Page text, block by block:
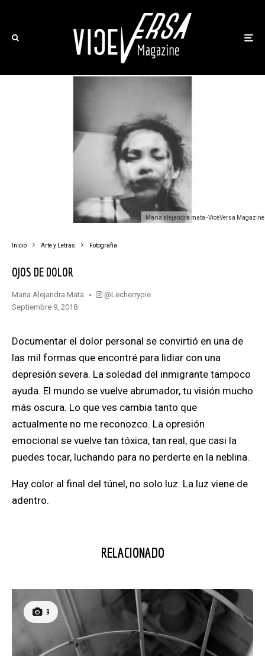
maria alejandra mata -ViceVersa Magazine
Inicio Arte y Letras Fotografía
OJOS DE DOLOR
Maria Alejandra Mata
@lecherrypie
septiembre 9, 2018
Documentar el dolor personal se convirtió en una de
las mil formas que encontré para lidiar con una
depresión severa. La soledad del inmigrante tampoco
ayuda. El mundo se vuelve abrumador, tu visión mucho
más oscura. Lo que ves cambia tanto que
actualmente no me reconozco. La opresión
emocional se vuelve tan tóxica, tan real, que casi la
puedes tocar, luchando para no perderte en la neblina.
Hay color al final del túnel, no solo luz. La luz viene de
adentro.
RELACIONADO
9